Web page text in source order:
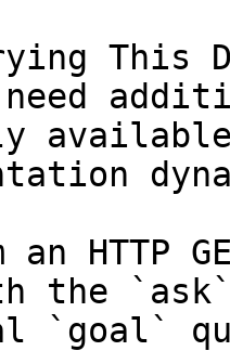
This
an HTTP
the
`goal`